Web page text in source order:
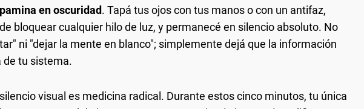
en oscuridad. Tapá tus ojos con tus manos o con un antifaz,
bloquear cualquier hilo de luz, y permanecé en silencio absoluto. No
ni "dejar la mente en blanco"; simplemente dejá que la información
de tu sistema.
visual es medicina radical. Durante estos cinco minutos, tu única